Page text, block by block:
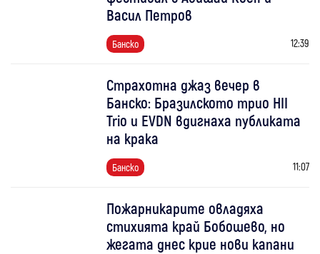
Васил Петров
Банско 12:39
Страхотна джаз вечер в
Банско: Бразилското трио HII
Trio и EVDN вдигнаха публиката
на крака
Банско 11:07
Пожарникарите овладяха
стихията край Бобошево, но
жегата днес крие нови капани